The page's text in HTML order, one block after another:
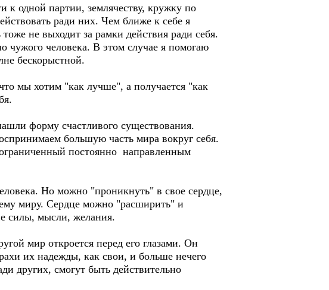
одной партии, землячеству, кружку по
ради них. Чем ближе к себе я
не выходит за рамки действия ради себя.
чужого человека. В этом случае я помогаю
бескорыстной.
мы хотим "как лучше", а получается "как
форму счастливого существования.
большую часть мира вокруг себя.
постоянно направленным
Но можно "проникнуть" в свое сердце,
миру. Сердце можно "расширить" и
силы, мысли, желания.
мир откроется перед его глазами. Он
их надежды, как свои, и больше нечего
других, смогут быть действительно